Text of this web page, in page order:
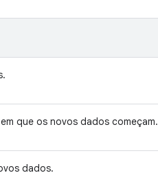
que os novos dados começam.
dados.